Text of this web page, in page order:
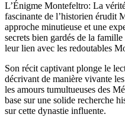
L’Énigme Montefeltro: La
fascinante de l’historien érudit
approche minutieuse et une
secrets bien gardés de la
leur lien avec les redoutables
Son récit captivant plonge le
décrivant de manière vivante
les amours tumultueuses des
base sur une solide recherche
sur cette dynastie influente.